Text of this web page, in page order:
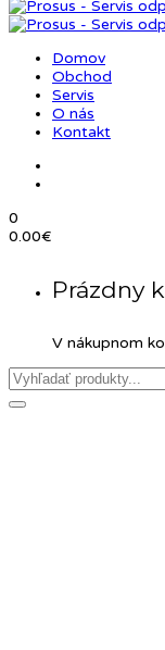
Domov
Obchod
Servis
O nás
Kontakt
0
0.00€
Prázdny
V nákupnom